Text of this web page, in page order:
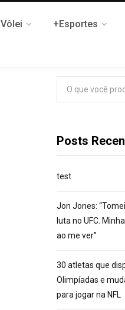
Vôlei +Esportes
Pesquisar
por:
Posts
test
Jon Jones:
luta no UFC.
ao me ver”
30 atletas que
Olimpíadas e
para jogar na NFL